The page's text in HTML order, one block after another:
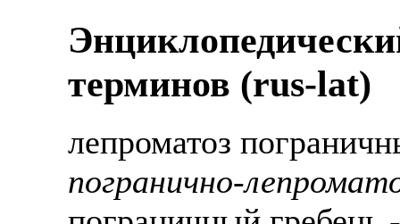
терминов (rus-lat)
лепроматоз
погранично-